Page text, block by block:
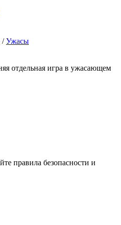
/Ужасы
отдельная игра в ужасающем
правила безопасности и